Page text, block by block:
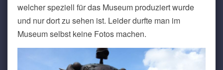
welcher speziell für das Museum produziert wurde
und nur dort zu sehen ist. Leider durfte man im
Museum selbst keine Fotos machen.